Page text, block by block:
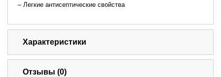
– Легкие антисептические свойства
Характеристики
Отзывы (0)